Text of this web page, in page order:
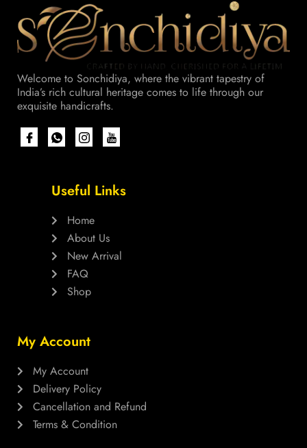
Welcome to Sonchidiya, where the vibrant tapestry of
India’s rich cultural heritage comes to life through our
exquisite handicrafts.
Useful Links
Home
About Us
New Arrival
FAQ
Shop
My Account
My Account
Delivery Policy
Cancellation and Refund
Terms & Condition